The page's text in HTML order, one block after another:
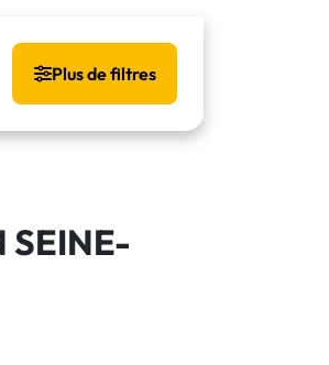
Plus de filtres
SEINE-